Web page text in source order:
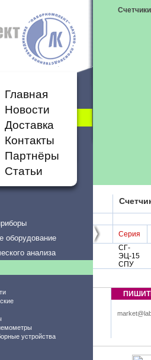
Главная
Новости
Доставка
Контакты
Партнёры
Статьи
оборудование
анализа
устройства
Серия
СГ-
ЭЦ-15
СПУ